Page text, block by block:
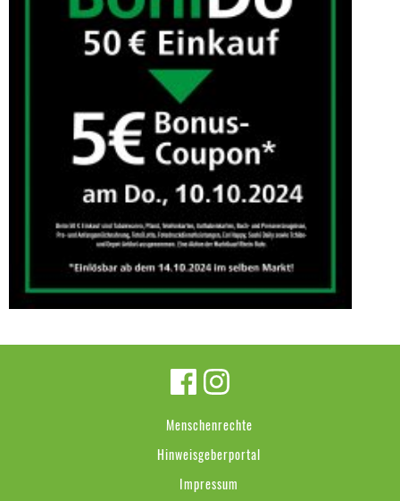
Menschenrechte
Hinweisgeberportal
Impressum